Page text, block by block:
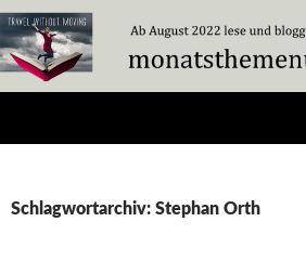
Zum
Inhalt
springen
Schlagwortarchiv: Stephan Orth